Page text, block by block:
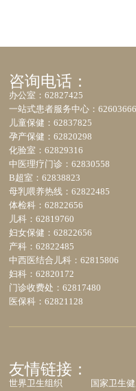
咨询电话：
办公室：62827425
一站式患者服务中心：62603666
儿童保健：62837825
孕产保健：62820298
化验室：62829316
中医理疗门诊：62830558
B超室：62838823
母乳喂养热线：62822485
体检科：62822656
儿科：62819760
妇女保健：62822656
产科：62822485
中西医结合儿科：62815806
妇科：62820172
门诊收费处：62817480
医保科：62821128
友情链接：
世界卫生组织 国家卫生